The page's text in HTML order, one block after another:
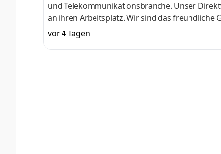
und Telekommunikationsbranche. Unser
an ihren Arbeitsplatz. Wir sind das freundliche
Vertriebskanäle an ihre Grenzen stoßen und
Marktpräsenz und Expertise im Direktvertrieb
individuelle Betreuung und maßgeschneiderte
vor 4 Tagen